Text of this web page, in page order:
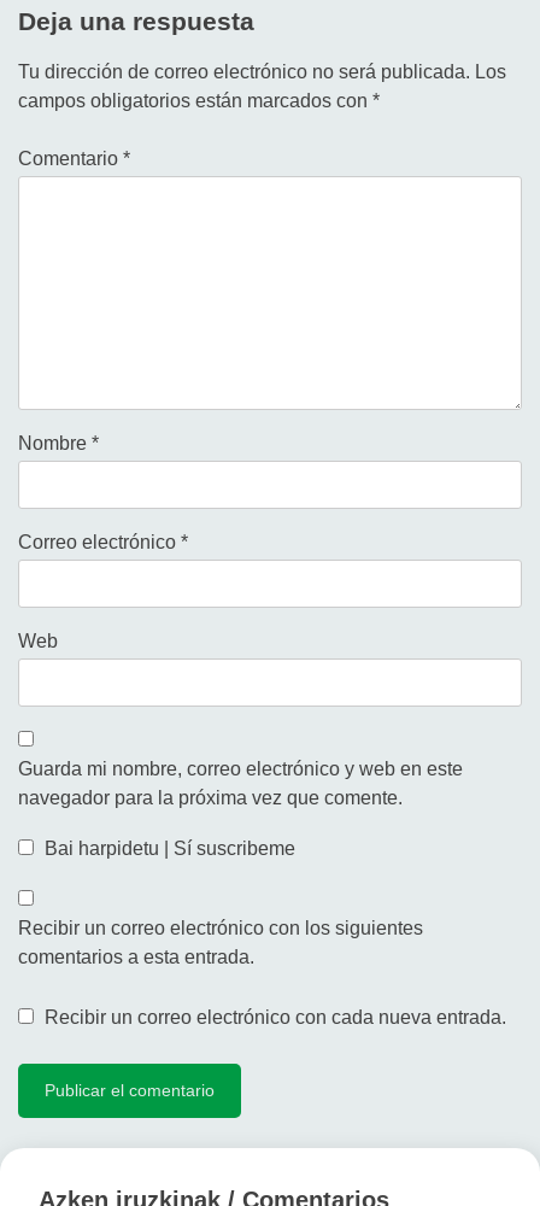
Deja una respuesta
Tu dirección de correo electrónico no será publicada. Los
campos obligatorios están marcados con *
Comentario *
Nombre *
Correo electrónico *
Web
Guarda mi nombre, correo electrónico y web en este
navegador para la próxima vez que comente.
Bai harpidetu | Sí suscribeme
Recibir un correo electrónico con los siguientes
comentarios a esta entrada.
Recibir un correo electrónico con cada nueva entrada.
Azken iruzkinak / Comentarios